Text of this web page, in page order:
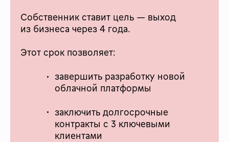
Собственник ставит цель — выход
из бизнеса через 4 года.
Этот срок позволяет:
завершить разработку новой
облачной платформы
заключить долгосрочные
контракты с 3 ключевыми
клиентами